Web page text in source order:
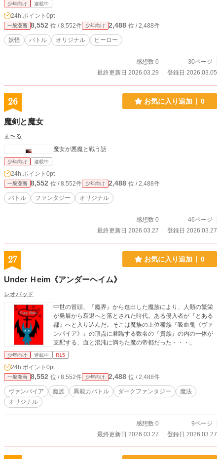
少年向け 連載中
24h.ポイント 0pt
一般漫画 8,552 位 / 8,552件 少年向け 2,488 位 / 2,488件
妖怪 バトル オリジナル ヒーロー
感想数 0
30ページ
最終更新日 2026.03.29
登録日 2026.03.05
26 お気に入り追加 0
魔剣と魔女
ま〜る
魔女が悪魔と戦う話
少年向け 連載中
24h.ポイント 0pt
一般漫画 8,552 位 / 8,552件 少年向け 2,488 位 / 2,488件
バトル ファンタジー オリジナル
感想数 0
46ページ
最終更新日 2026.03.27
登録日 2026.03.27
27 お気に入り追加 0
Under Ｈeim《アンダーヘイム》
レオパッド
中世の冒頭、『魔界』から進出した魔族により、人類の繁栄
が発展から衰退へと落とされた時代。ある侵入者が『とある
都』へと入り込んだ。そこは魔族の上位種族『吸血鬼《ヴァ
ンパイア》』の頂点に君臨する数名の『貴族』の内の一体が
支配する、血と混沌に満ちた魔の帝都だった・・・。
少年向け 連載中 R15
24h.ポイント 0pt
一般漫画 8,552 位 / 8,552件 少年向け 2,488 位 / 2,488件
ヴァンパイア 魔族 異能力バトル ダークファンタジー
魔法
オリジナル
感想数 0
9ページ
最終更新日 2026.03.27
登録日 2026.03.27